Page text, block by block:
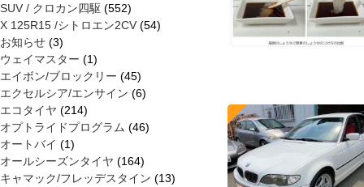
SUV / クロカン四駆 (552)
X 125R15 /シトロエン2CV (54)
お知らせ (3)
ウェイマスター (1)
エイボン/ブロックリー (45)
エクセルシア/エンサイン (6)
エコタイヤ (214)
オプトライドプログラム (46)
オートバイ (1)
オールシーズンタイヤ (164)
キャマック/フレッデスタイン (13)